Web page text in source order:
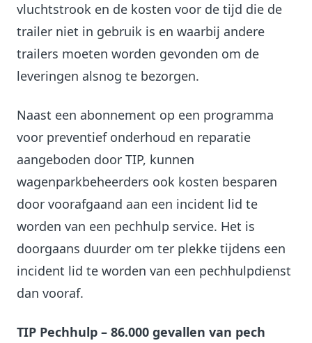
vluchtstrook en de kosten voor de tijd die de
trailer niet in gebruik is en waarbij andere
trailers moeten worden gevonden om de
leveringen alsnog te bezorgen.
Naast een abonnement op een programma
voor preventief onderhoud en reparatie
aangeboden door TIP, kunnen
wagenparkbeheerders ook kosten besparen
door voorafgaand aan een incident lid te
worden van een pechhulp service. Het is
doorgaans duurder om ter plekke tijdens een
incident lid te worden van een pechhulpdienst
dan vooraf.
TIP Pechhulp – 86.000 gevallen van pech